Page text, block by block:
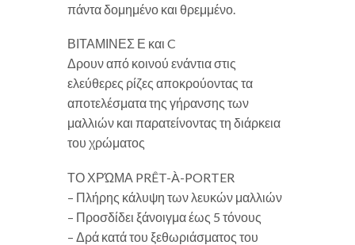
πάντα δομημένο και θρεμμένο.
ΒΙΤΑΜΙΝΕΣ Ε και C
Δρουν από κοινού ενάντια στις
ελεύθερες ρίζες αποκρούοντας τα
αποτελέσματα της γήρανσης των
μαλλιών και παρατείνοντας τη διάρκεια
του χρώματος
ΤΟ ΧΡΏΜΑ PRÊT-À-PORTER
– Πλήρης κάλυψη των λευκών μαλλιών
– Προσδίδει ξάνοιγμα έως 5 τόνους
– Δρά κατά του ξεθωριάσματος του